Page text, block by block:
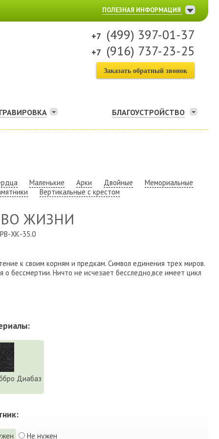
ПОЛЕЗНАЯ ИНФОРМАЦИЯ
(499) 397-01-37
(916) 737-23-25
Заказать обратный звонок
БЛАГОУСТРОЙСТВО
Маленькие Арки Двойные
Мемориальные
Вертикальные с крестом
ЖИЗНИ
ХК-35.0
к своим корням и предкам. Символ единения трех миров.
бессмертии. Ничто не исчезает бесследно,все имеет цикл
Диабаз
Не нужен